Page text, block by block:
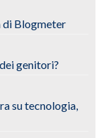
di Blogmeter
genitori?
su tecnologia,